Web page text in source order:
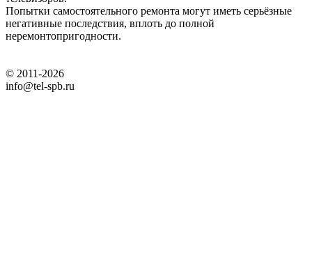
Попытки самостоятельного ремонта могут иметь серьёзные
негативные последствия, вплоть до полной
неремонтопригодности.
© 2011-2026
info@tel-spb.ru